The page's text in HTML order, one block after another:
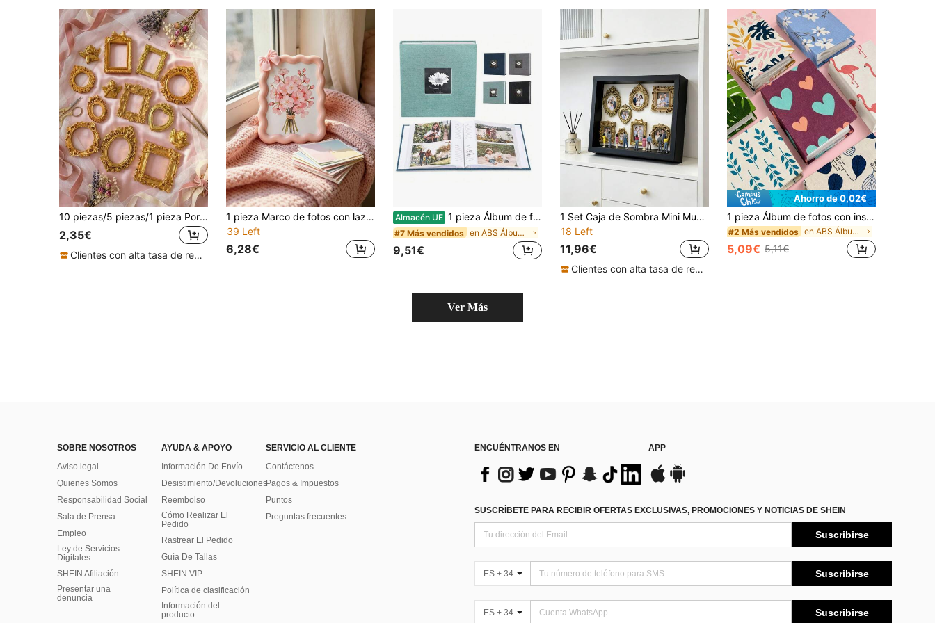
10 piezas/5 piezas/1 pieza Portafotos mini de estilo europeo vintage dorado, accesorios para fotografía de joyería, decoración de collares, accesorios de fondo para fotografía de joyería/Marco de fotos decorativo colgante/Marco de fotos decorativo
2,35€
Clientes con alta tasa de repetición
1 pieza Marco de fotos con lazo ondulado lindo, marco de decoración de escritorio con arte floral estético, soporte de fotos con forma de nube de color macaron suave, adorno de escritorio de estilo bohemio para hogar y oficina, accesorio de decoración para dormitorio, sala de estar y dormitorio universitario, regalo ideal para niñas y mujeres
39 Left
6,28€
Almacén UE 1 pieza Álbum de fotos minimalista de lino creativo de 6 pulgadas y 200 páginas con bolsillo, adecuado para almacenamiento de fotos, regalo de cumpleaños y graduación
#7 Más vendidos en ABS Álbumes de fotos
9,51€
1 Set Caja de Sombra Mini Museo DIY - Celebra Tus Recuerdos Preciados de Una Manera Única, Kit de Marco de Caja de Sombra con Exhibición de Fotos Personalizable y Figuras en Miniatura, Decoración de Recuerdo Único Personalizado.
18 Left
11,96€
Clientes con alta tasa de repetición
Ahorro de 0,02€
1 pieza Álbum de fotos con insertos en forma de corazón rojo de 100 hojas, álbum conmemorativo para familia, amigos y parejas, decoración del hogar, 6x6 pulgadas, suministros para el hogar. Álbum de fotos con insertos 6x6/4x6, álbum conmemorativo para familia, amigos y parejas-Libro de recuerdos de boda romántica y aniversario, regalo de decoración del hogar estilo vintage, libro de recuerdos de boda para parejas, familia y amigos-Álbum de recortes de amor, también disponible en opciones de película de tarjeta de color aleatorio, suministros para álbum de recortes, álbum de recortes, libro, álbum de fotos, K-Pop, carpeta, suministros para álbum de recortes, regalo de cumpleaños, vuelta a la escuela, vuelta a la escuela
#2 Más vendidos en ABS Álbumes de fotos
5,09€ 5,11€
Ver Más
SOBRE NOSOTROS
Aviso legal
Quienes Somos
Responsabilidad Social
Sala de Prensa
Empleo
Ley de Servicios
Digitales
SHEIN Afiliación
Presentar una
denuncia
AYUDA & APOYO
Información De Envío
Desistimiento/Devoluciones
Reembolso
Cómo Realizar El
Pedido
Rastrear El Pedido
Guía De Tallas
SHEIN VIP
Política de clasificación
​Información del
producto
SERVICIO AL CLIENTE
Contáctenos
Pagos & Impuestos
Puntos
Preguntas frecuentes
ENCUÉNTRANOS EN APP
SUSCRÍBETE PARA RECIBIR OFERTAS EXCLUSIVAS, PROMOCIONES Y NOTICIAS DE SHEIN
Suscribirse
ES + 34 Suscribirse
ES + 34 Suscribirse